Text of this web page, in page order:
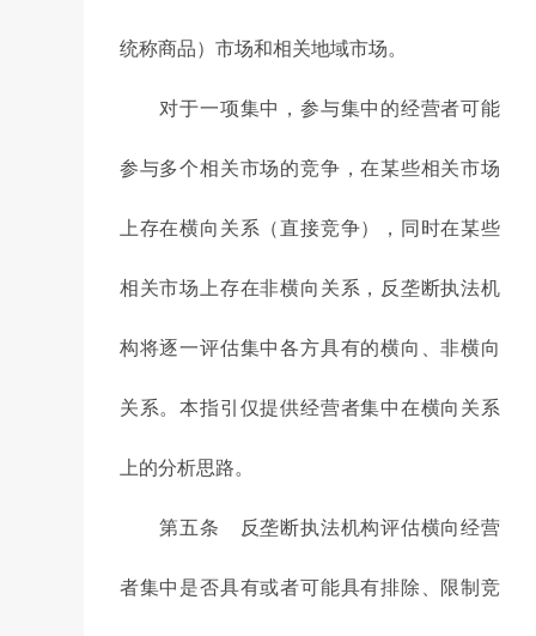
统称商品）市场和相关地域市场。
对于一项集中，参与集中的经营者可能
参与多个相关市场的竞争，在某些相关市场
上存在横向关系（直接竞争），同时在某些
相关市场上存在非横向关系，反垄断执法机
构将逐一评估集中各方具有的横向、非横向
关系。本指引仅提供经营者集中在横向关系
上的分析思路。
第五条 反垄断执法机构评估横向经营
者集中是否具有或者可能具有排除、限制竞